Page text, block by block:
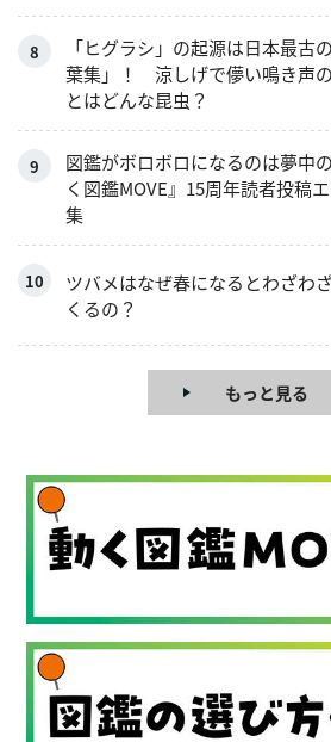
「ヒグラシ」の起源は日本最古
葉集」！ 涼しげで儚い鳴き声
とはどんな昆虫？
図鑑がボロボロになるのは夢中
く図鑑MOVE』15周年読者投稿
集
ツバメはなぜ春になるとわざわ
くるの？
もっと見る